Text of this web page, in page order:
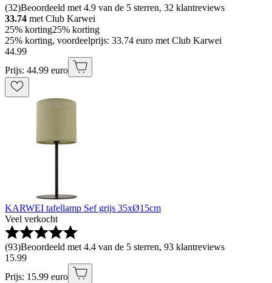
(32)Beoordeeld met 4.9 van de 5 sterren, 32 klantreviews
33.74 met Club Karwei
25% korting25% korting
25% korting, voordeelprijs: 33.74 euro met Club Karwei
44.99
Prijs: 44.99 euro
KARWEI tafellamp Sef grijs 35xØ15cm
Veel verkocht
(93)Beoordeeld met 4.4 van de 5 sterren, 93 klantreviews
15.99
Prijs: 15.99 euro